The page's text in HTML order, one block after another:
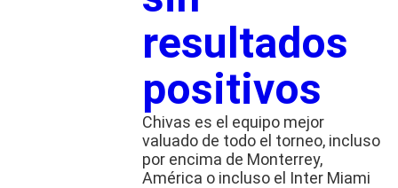
resultados
positivos
Chivas es el equipo mejor
valuado de todo el torneo, incluso
por encima de Monterrey,
América o incluso el Inter Miami